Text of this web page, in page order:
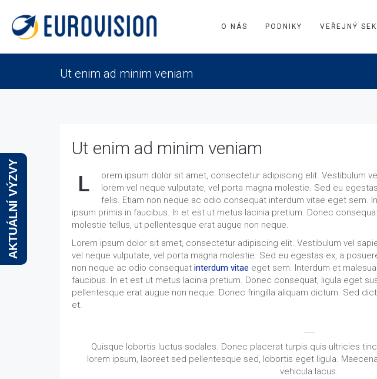
O NÁS PODNIKY VEŘEJNÝ
Ut enim ad minim veniam
Ut enim ad minim veniam
L
orem ipsum dolor sit amet, consectetur adipiscing elit. Vestibulum
lorem vel neque vulputate, vel porta magna molestie. Sed eu
felis. Etiam non neque ac odio consequat interdum vitae eget sem.
ipsum primis in faucibus. In et est ut metus lacinia pretium. Donec
molestie tellus, ut pellentesque erat augue non neque.
Lorem ipsum dolor sit amet, consectetur adipiscing elit. Vestibulum vel
vel neque vulputate, vel porta magna molestie. Sed eu egestas ex, a
non neque ac odio consequat interdum vitae eget sem. Interdum et
faucibus. In et est ut metus lacinia pretium. Donec consequat, ligula eget
pellentesque erat augue non neque. Donec fringilla aliquam dictum. Sed
et.
Quisque lobortis luctus sodales. Donec placerat turpis quis ultricies
lorem ipsum, laoreet sed pellentesque sed, lobortis eget ligula.
vehicula lacus.
AKTUÁLNÍ VÝZVY